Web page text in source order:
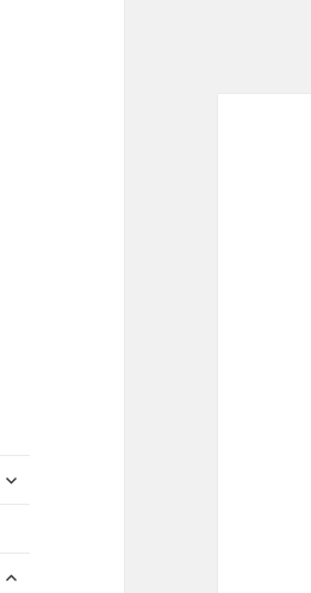
ouvrir
ouvrir